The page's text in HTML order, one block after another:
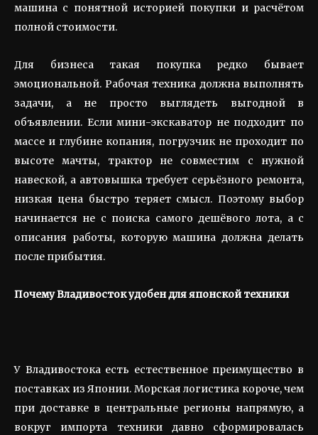
машина с понятной историей покупки и расчётом
полной стоимости.
Для бизнеса такая покупка редко бывает
эмоциональной. Рабочая техника должна выполнять
задачи, а не просто выглядеть выгодной в
объявлении. Если мини-экскаватор не подходит по
массе и глубине копания, погрузчик не проходит по
высоте мачты, трактор не совместим с нужной
навеской, а автовышка требует серьёзного ремонта,
низкая цена быстро теряет смысл. Поэтому выбор
начинается не с поиска самого дешёвого лота, а с
описания работы, которую машина должна делать
после прибытия.
Почему Владивосток удобен для японской техники
У Владивостока есть естественное преимущество в
поставках из Японии. Морская логистика короче, чем
при доставке в центральные регионы напрямую, а
вокруг импорта техники давно сформировалась